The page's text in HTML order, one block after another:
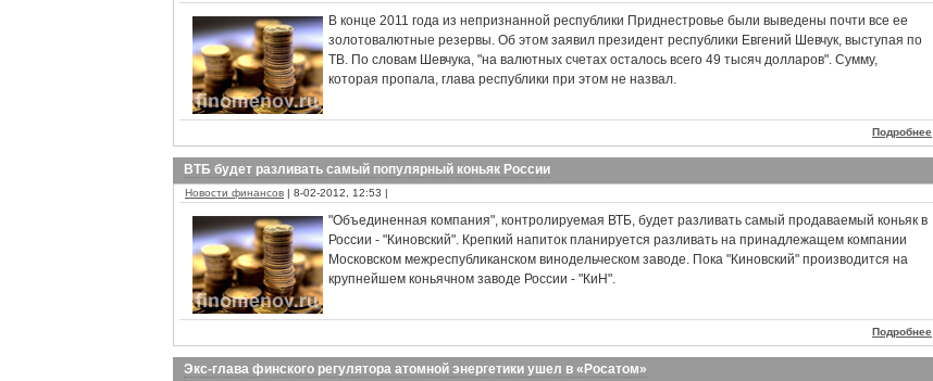
В конце 2011 года из непризнанной республики Приднестровье были выведены почти все ее
золотовалютные резервы. Об этом заявил президент республики Евгений Шевчук, выступая по
ТВ. По словам Шевчука, "на валютных счетах осталось всего 49 тысяч долларов". Сумму,
которая пропала, глава республики при этом не назвал.
Подробнее
ВТБ будет разливать самый популярный коньяк России
Новости финансов | 8-02-2012, 12:53 |
"Объединенная компания", контролируемая ВТБ, будет разливать самый продаваемый коньяк в
России - "Киновский". Крепкий напиток планируется разливать на принадлежащем компании
Московском межреспубликанском винодельческом заводе. Пока "Киновский" производится на
крупнейшем коньячном заводе России - "КиН".
Подробнее
Экс-глава финского регулятора атомной энергетики ушел в «Росатом»